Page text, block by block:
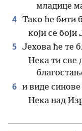
младице
4 Тако ће бити
који се боји
5 Јехова ће те
Нека ти све
6 и виде синове
Нека над